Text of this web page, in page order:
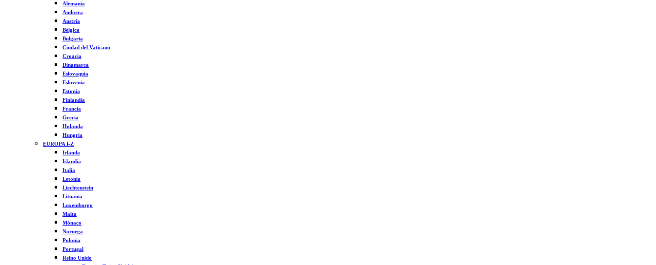
Alemania
Andorra
Austria
Bélgica
Bulgaria
Ciudad del Vaticano
Croacia
Dinamarca
Eslovaquia
Eslovenia
Estonia
Finlandia
Francia
Grecia
Holanda
Hungría
EUROPA I-Z
Irlanda
Islandia
Italia
Letonia
Liechtenstein
Lituania
Luxemburgo
Malta
Mónaco
Noruega
Polonia
Portugal
Reino Unido